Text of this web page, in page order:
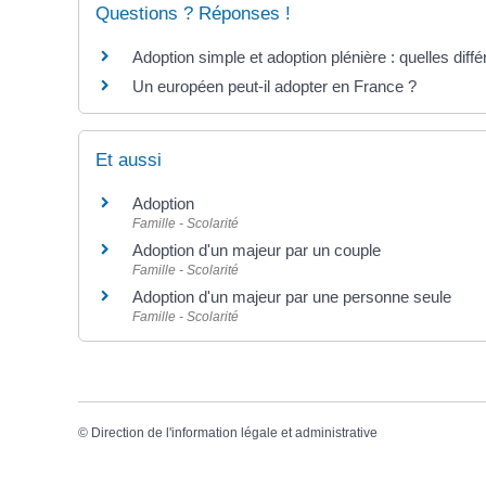
Questions ? Réponses !
Adoption simple et adoption plénière : quelles
Un européen peut-il adopter en France ?
Et aussi
Adoption
Famille - Scolarité
Adoption d'un majeur par un couple
Famille - Scolarité
Adoption d'un majeur par une personne seule
Famille - Scolarité
© Direction de l'information légale et administrative